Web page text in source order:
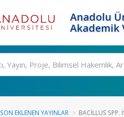
Anadolu
Akademik
SON EKLENEN YAYINLAR BACILLUS SPP.